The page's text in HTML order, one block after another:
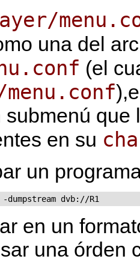
una del
(el
submenú
en su
un
en un
una órden